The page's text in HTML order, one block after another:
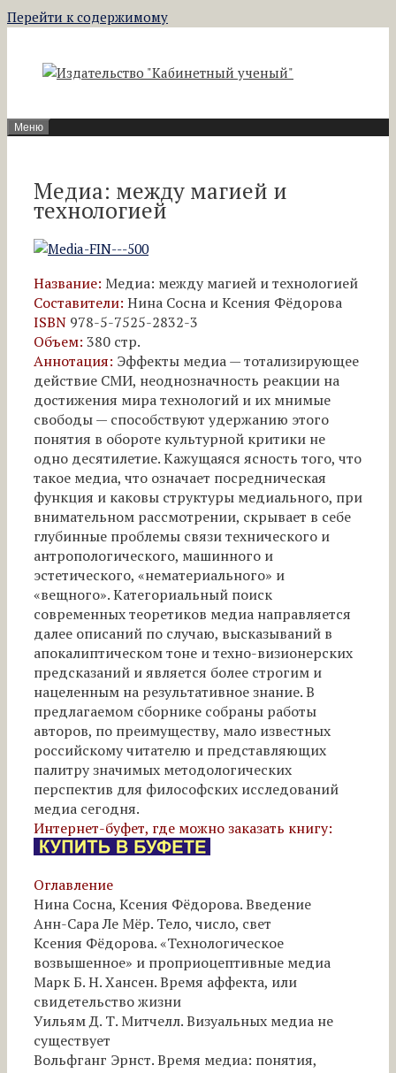
Перейти к содержимому
Меню
Медиа: между магией и
технологией
Название: Медиа: между магией и технологией
Составители: Нина Сосна и Ксения Фёдорова
ISBN 978-5-7525-2832-3
Объем: 380 стр.
Аннотация: Эффекты медиа — тотализирующее
действие СМИ, неоднозначность реакции на
достижения мира технологий и их мнимые
свободы — способствуют удержанию этого
понятия в обороте культурной критики не
одно десятилетие. Кажущаяся ясность того, что
такое медиа, что означает посредническая
функция и каковы структуры медиального, при
внимательном рассмотрении, скрывает в себе
глубинные проблемы связи технического и
антропологического, машинного и
эстетического, «нематериального» и
«вещного». Категориальный поиск
современных теоретиков медиа направляется
далее описаний по случаю, высказываний в
апокалиптическом тоне и техно-визионерских
предсказаний и является более строгим и
нацеленным на результативное знание. В
предлагаемом сборнике собраны работы
авторов, по преимуществу, мало известных
российскому читателю и представляющих
палитру значимых методологических
перспектив для философских исследований
медиа сегодня.
Интернет-буфет, где можно заказать книгу:
Оглавление
Нина Сосна, Ксения Фёдорова. Введение
Анн-Сара Ле Мёр. Тело, число, свет
Ксения Фёдорова. «Технологическое
возвышенное» и проприоцептивные медиа
Марк Б. Н. Хансен. Время аффекта, или
свидетельство жизни
Уильям Д. Т. Митчелл. Визуальных медиа не
существует
Вольфганг Эрнст. Время медиа: понятия,